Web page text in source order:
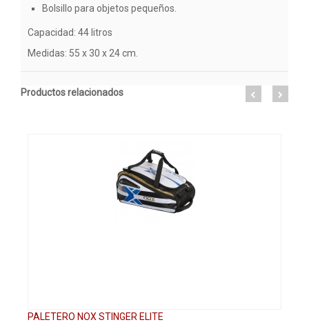
Bolsillo para objetos pequeños.
Capacidad: 44 litros
Medidas: 55 x 30 x 24 cm.
Productos relacionados
PALETERO NOX STINGER ELITE